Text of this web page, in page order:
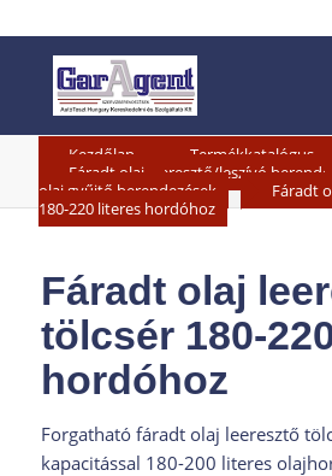
Kezdőlap Termékkatalógus
Fáradt olaj leeresztő/leszívó
olaj gyűjtő berendezések
»
Fáradt
180-220 literes hordóhoz
Fáradt olaj
tölcsér 180-
hordóhoz
Forgatható fáradt olaj leeresztő
kapacitással 180-200 literes